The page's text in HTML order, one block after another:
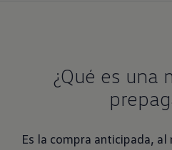
¿Qué es una
Es la compra anticipada,